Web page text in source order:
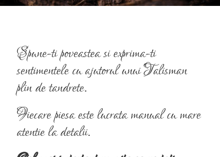
Spune-ti poveastea si exprima-ti
sentimentele cu ajutorul unui Talisman
plin de tandrete.
Fiecare piesa este lucrata manual cu mare
atentie la detalii.